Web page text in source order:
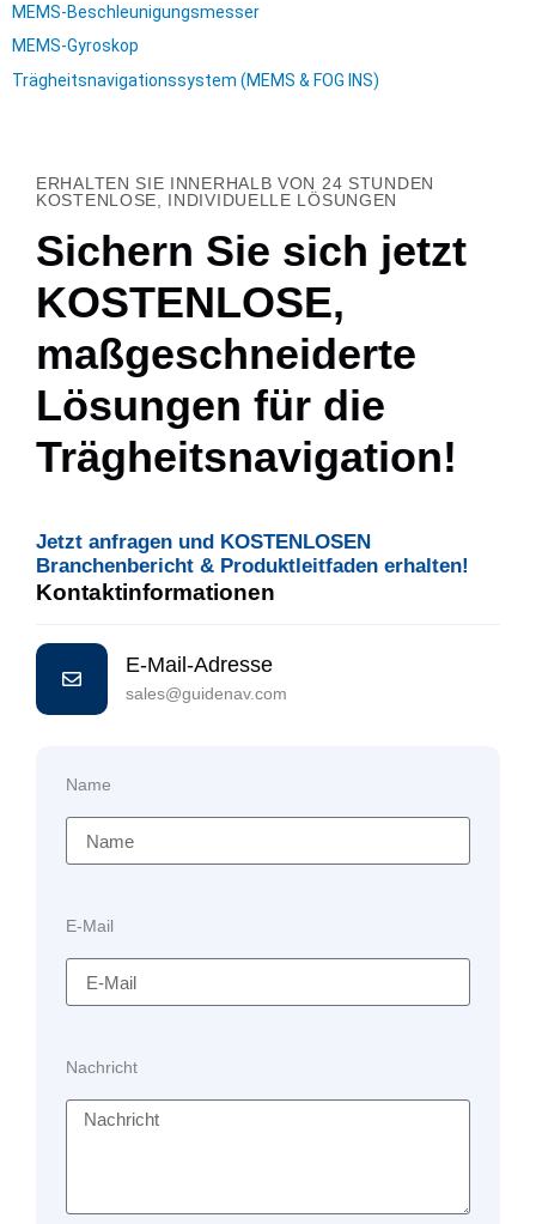
MEMS-Beschleunigungsmesser
MEMS-Gyroskop
Trägheitsnavigationssystem (MEMS & FOG INS)
ERHALTEN SIE INNERHALB VON 24 STUNDEN
KOSTENLOSE, INDIVIDUELLE LÖSUNGEN
Sichern Sie sich jetzt
KOSTENLOSE,
maßgeschneiderte
Lösungen für die
Trägheitsnavigation!
Jetzt anfragen und KOSTENLOSEN
Branchenbericht & Produktleitfaden erhalten!
Kontaktinformationen
E-Mail-Adresse
sales@guidenav.com
Name
E-Mail
Nachricht